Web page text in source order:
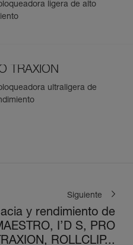
ligera de alto
TRAXION
ultraligera de
Siguiente
y rendimiento de
I’D S, PRO
ROLLCLIP...